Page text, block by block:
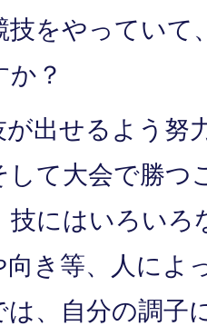
技をやっていて
？
出せるよう努
して大会で勝つ
技にはいろいろ
向き等、人によ
は、自分の調子